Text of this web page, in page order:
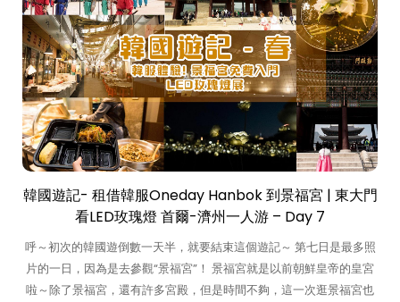
韓國遊記- 租借韓服Oneday Hanbok 到景福宮 | 東大門
看LED玫瑰燈 首爾-濟州一人游 – Day 7
呼～初次的韓國遊倒數一天半，就要結束這個遊記～ 第七日是最多照
片的一日，因為是去參觀“景福宮”！ 景福宮就是以前朝鮮皇帝的皇宮
啦～除了景福宮，還有許多宮殿，但是時間不夠，這一次逛景福宮也